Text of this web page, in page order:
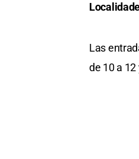
Las
de 10 a 12